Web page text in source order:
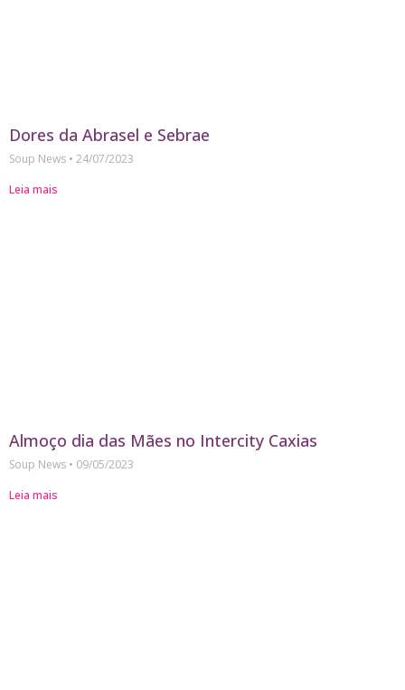
Dores da Abrasel e Sebrae
Soup News
24/07/2023
Leia mais
Almoço dia das Mães no Intercity Caxias
Soup News
09/05/2023
Leia mais